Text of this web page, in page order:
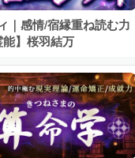
｜感情/宿縁重ね読む力
能】桜羽結万